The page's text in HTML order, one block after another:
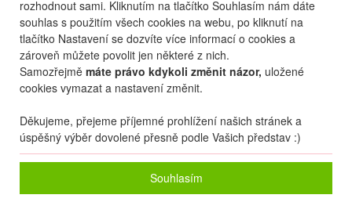
rozhodnout sami. Kliknutím na tlačítko Souhlasím nám dáte
souhlas s použitím všech cookies na webu, po kliknutí na
tlačítko Nastavení se dozvíte více informací o cookies a
zároveň můžete povolit jen některé z nich.
Samozřejmě máte právo kdykoli změnit názor, uložené
cookies vymazat a nastavení změnit.
Děkujeme, přejeme příjemné prohlížení našich stránek a
úspěšný výběr dovolené přesně podle Vašich představ :)
Souhlasím